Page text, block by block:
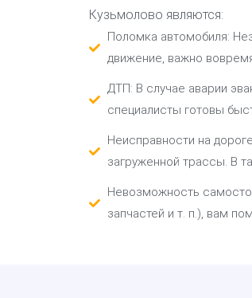
Кузьмолово являются:
Поломка автомобиля:
движение, важно
ДТП: В случае аварии
специалисты готовы
Неисправности на
загруженной трассы. В
Невозможность
запчастей и т. п.), вам